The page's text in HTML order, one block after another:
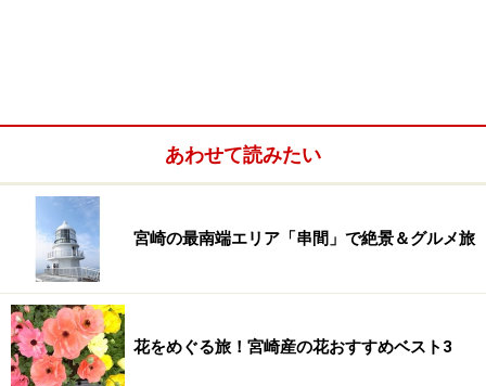
陽の日差しがやわらかく降り注ぐ、マイナスイオンたっ
ぷりの気持ちいい空間です。ここではひと息ついて、飫
肥杉や苔たちの静かな呼吸を感じとってみてください。
参考：南那珂森林組合HP「飫肥杉について」
あわせて読みたい
宮崎の最南端エリア「串間」で絶景＆グルメ旅
花をめぐる旅！宮崎産の花おすすめベスト3